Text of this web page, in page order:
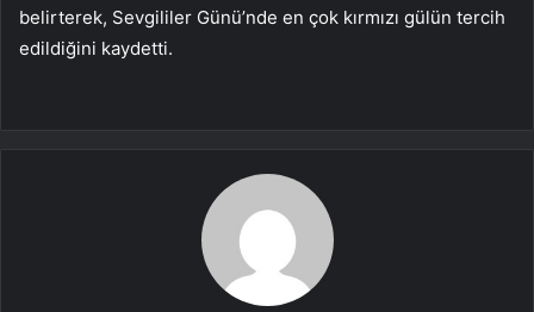
belirterek, Sevgililer Günü’nde en çok kırmızı gülün tercih
edildiğini kaydetti.